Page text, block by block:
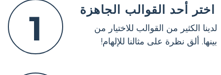
1 اختر أحد القوالب الجاهزة
لدينا الكثير من القوالب للاختيار من
بينها. ألق نظرة على مثالنا للإلهام!